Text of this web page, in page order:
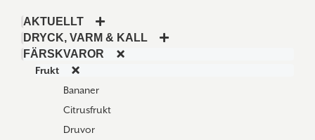
AKTUELLT
DRYCK, VARM & KALL
FÄRSKVAROR
Frukt
Bananer
Citrusfrukt
Druvor